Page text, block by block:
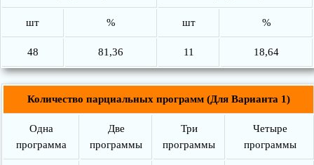
шт % шт %
48 81,36 11 18,64
Количество парциальных программ (Для Варианта 1)
Одна
программа
Две
программы
Три
программы
Четыре
программы